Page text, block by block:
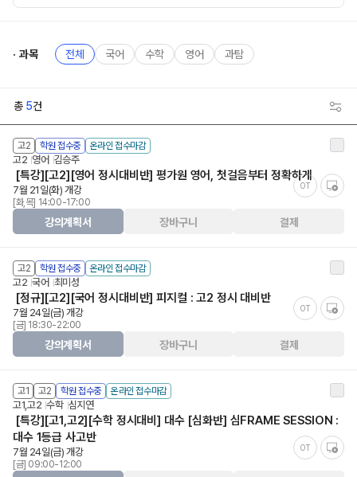
과목 전체 국어 수학 영어 과탐
총 5건
고2 학원 접수중 온라인 접수마감
고2 영어 김승주
[특강][고2][영어 정시대비반] 평가원 영어, 첫걸음부터 정확하게
OT
7월 21일(화) 개강
[화,목] 14:00-17:00
강의계획서 장바구니 결제
고2 학원 접수중 온라인 접수마감
고2 국어 최미성
[정규][고2][국어 정시대비반] 피지컬 : 고2 정시 대비반
OT
7월 24일(금) 개강
[금] 18:30-22:00
강의계획서 장바구니 결제
고1 고2 학원 접수중 온라인 접수마감
고1,고2 수학 심지연
[특강][고1,고2][수학 정시대비] 대수 [심화반] 심FRAME SESSION :
대수 1등급 사고반
OT
7월 24일(금) 개강
[금] 09:00-12:00